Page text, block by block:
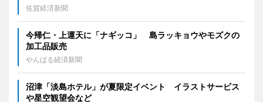
佐賀経済新聞
今帰仁・上運天に「ナギッコ」 島ラッキョウやモズクの
加工品販売
やんばる経済新聞
沼津「淡島ホテル」が夏限定イベント イラストサービス
や星空観望会など